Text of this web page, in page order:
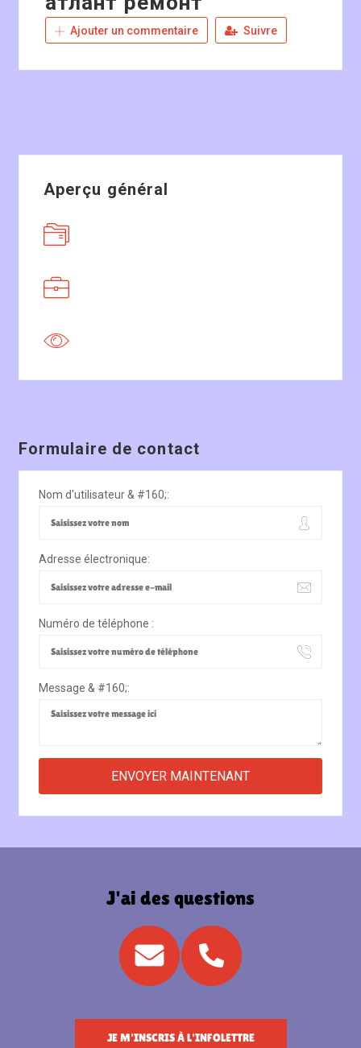
Ajouter un commentaire Suivre
Aperçu général
Formulaire de contact
Nom d'utilisateur & #160;:
Adresse électronique:
Numéro de téléphone :
Message & #160;:
J'ai des questions
JE M'INSCRIS À L'INFOLETTRE